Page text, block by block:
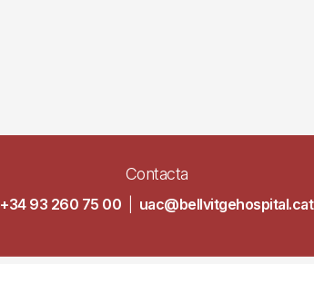
Contacta
+34 93 260 75 00 uac@bellvitgehospital.cat